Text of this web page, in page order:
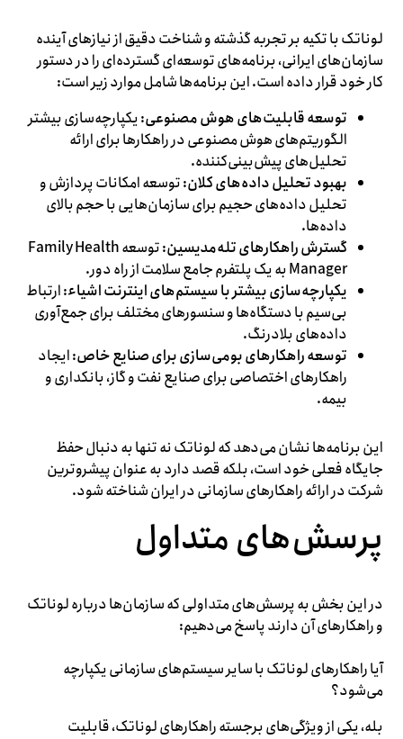
لوناتک با تکیه بر تجربه گذشته و شناخت دقیق از نیازهای آینده
سازمان‌های ایرانی، برنامه‌های توسعه‌ای گسترده‌ای را در دستور
کار خود قرار داده است. این برنامه‌ها شامل موارد زیر است:
توسعه قابلیت‌های هوش مصنوعی: یکپارچه‌سازی بیشتر
الگوریتم‌های هوش مصنوعی در راهکارها برای ارائه
تحلیل‌های پیش‌بینی‌کننده.
بهبود تحلیل داده‌های کلان: توسعه امکانات پردازش و
تحلیل داده‌های حجیم برای سازمان‌هایی با حجم بالای
داده‌ها.
گسترش راهکارهای تله‌مدیسین
: توسعه Family Health
Manager به یک پلتفرم جامع سلامت از راه دور.
یکپارچه‌سازی بیشتر با سیستم‌های اینترنت اشیاء: ارتباط
بی‌سیم با دستگاه‌ها و سنسورهای مختلف برای جمع‌آوری
داده‌های بلادرنگ.
توسعه راهکارهای بومی‌سازی برای صنایع خاص: ایجاد
راهکارهای اختصاصی برای صنایع نفت و گاز، بانکداری و
بیمه.
این برنامه‌ها نشان می‌دهد که لوناتک نه تنها به دنبال حفظ
جایگاه فعلی خود است، بلکه قصد دارد به عنوان پیشروترین
شرکت در ارائه راهکارهای سازمانی در ایران شناخته شود.
پرسش‌های متداول
در این بخش به پرسش‌های متداولی که سازمان‌ها درباره لوناتک
و راهکارهای آن دارند پاسخ می‌دهیم:
آیا راهکارهای لوناتک با سایر سیستم‌های سازمانی یکپارچه
می‌شود؟
بله، یکی از ویژگی‌های برجسته راهکارهای لوناتک، قابلیت